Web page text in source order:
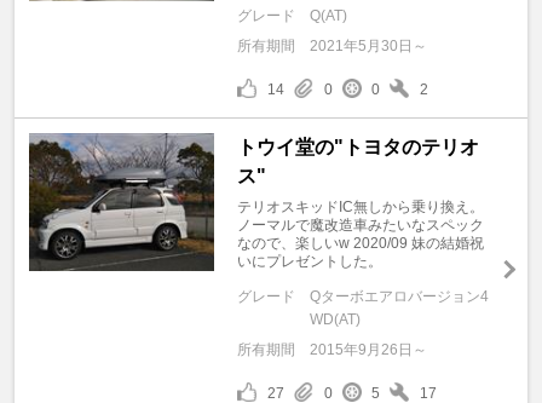
グレード
Q(AT)
所有期間
2021年5月30日～
14 0 0 2
トウイ堂の"トヨタのテリオ
ス"
テリオスキッドIC無しから乗り換え。
ノーマルで魔改造車みたいなスペック
なので、楽しいw 2020/09 妹の結婚祝
いにプレゼントした。
グレード
Qターボエアロバージョン4
WD(AT)
所有期間
2015年9月26日～
27 0 5 17